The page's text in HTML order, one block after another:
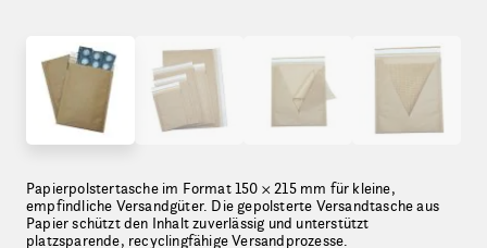
Papierpolstertasche im Format 150 × 215 mm für kleine,
empfindliche Versandgüter. Die gepolsterte Versandtasche aus
Papier schützt den Inhalt zuverlässig und unterstützt
platzsparende, recyclingfähige Versandprozesse.